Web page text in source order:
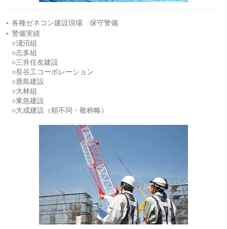
各種ゼネコン建設現場 保守警備
警備実績
○淺沼組
○志多組
○三井住友建設
○長谷工コーポレーション
○鹿島建設
○大林組
○東急建設
○大成建設（順不同・敬称略）